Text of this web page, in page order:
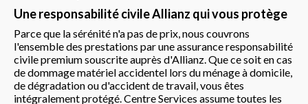
Une responsabilité civile Allianz qui vous protège
Parce que la sérénité n'a pas de prix, nous couvrons
l'ensemble des prestations par une assurance responsabilité
civile premium souscrite auprès d'Allianz. Que ce soit en cas
de dommage matériel accidentel lors du ménage à domicile,
de dégradation ou d'accident de travail, vous êtes
intégralement protégé. Centre Services assume toutes les